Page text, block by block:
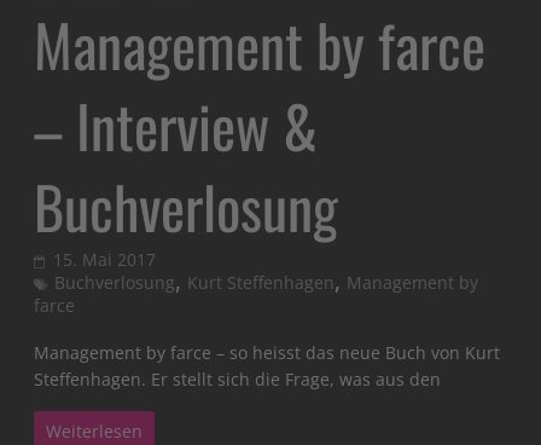
Management by farce
– Interview &
Buchverlosung
15. Mai 2017
Buchverlosung, Kurt Steffenhagen, Management by
farce
Management by farce – so heisst das neue Buch von Kurt
Steffenhagen. Er stellt sich die Frage, was aus den
Weiterlesen